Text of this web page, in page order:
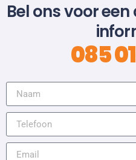
Bel ons voor
085